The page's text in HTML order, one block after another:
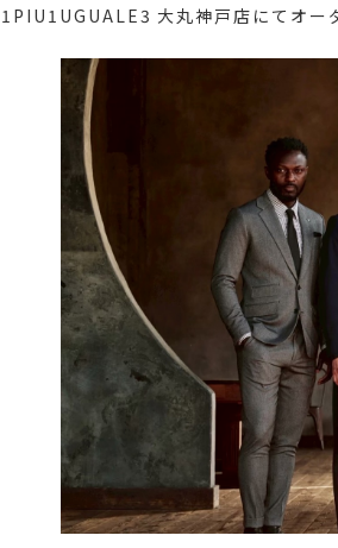
1PIU1UGUALE3 大丸神戸店にてオー